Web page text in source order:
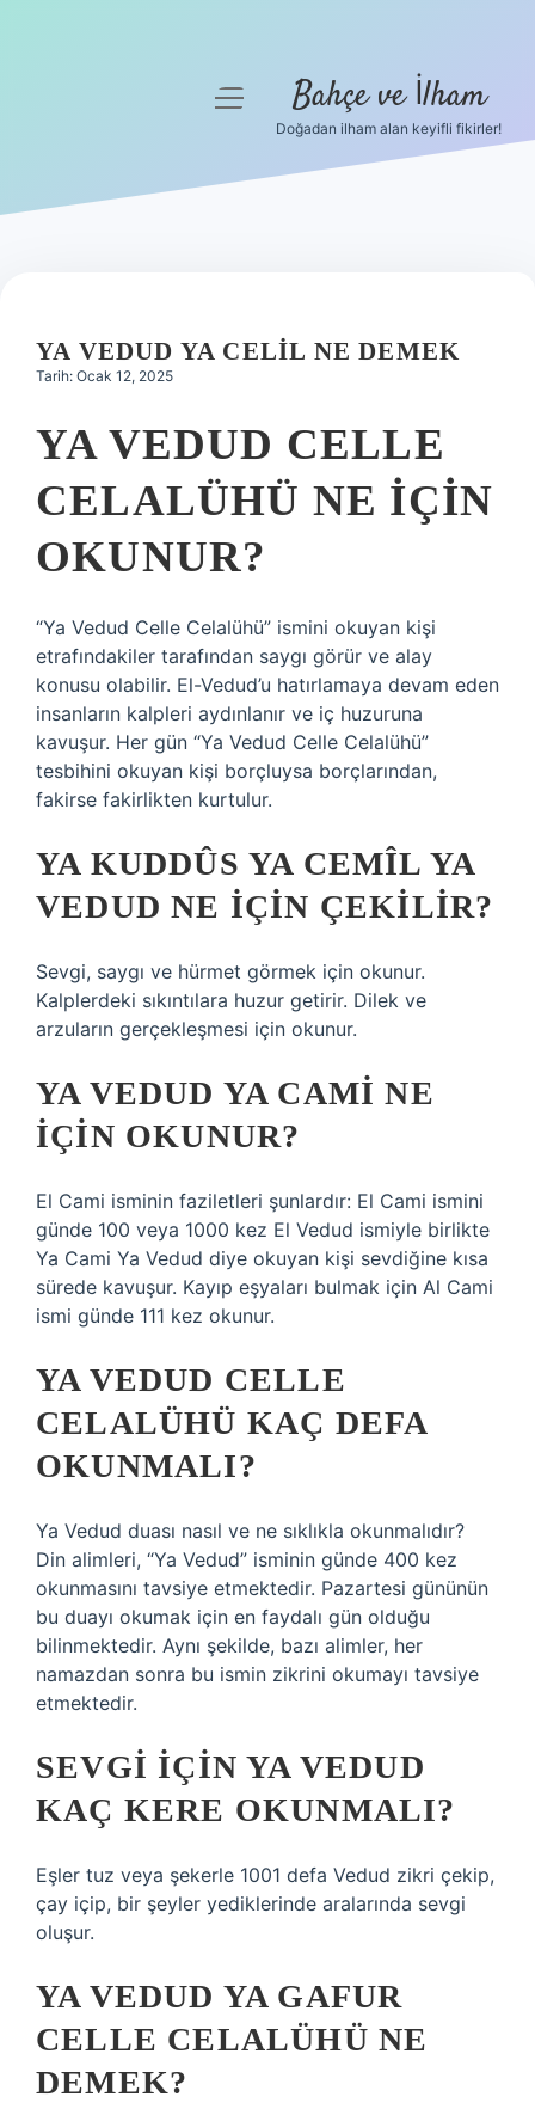
Hakkımızda
menüyü
Bahçe ve İlham
Doğadan ilham alan keyifli fikirler!
YA VEDUD YA CELIL NE DEMEK
Tarih: Ocak 12, 2025
YA VEDUD CELLE
CELALÜHÜ NE İÇIN
OKUNUR?
“Ya Vedud Celle Celalühü” ismini okuyan kişi
etrafındakiler tarafından saygı görür ve alay
konusu olabilir. El-Vedud’u hatırlamaya devam eden
insanların kalpleri aydınlanır ve iç huzuruna
kavuşur. Her gün “Ya Vedud Celle Celalühü”
tesbihini okuyan kişi borçluysa borçlarından,
fakirse fakirlikten kurtulur.
YA KUDDÛS YA CEMÎL YA
VEDUD NE IÇIN ÇEKILIR?
Sevgi, saygı ve hürmet görmek için okunur.
Kalplerdeki sıkıntılara huzur getirir. Dilek ve
arzuların gerçekleşmesi için okunur.
YA VEDUD YA CAMI NE
IÇIN OKUNUR?
El Cami isminin faziletleri şunlardır: El Cami ismini
günde 100 veya 1000 kez El Vedud ismiyle birlikte
Ya Cami Ya Vedud diye okuyan kişi sevdiğine kısa
sürede kavuşur. Kayıp eşyaları bulmak için Al Cami
ismi günde 111 kez okunur.
YA VEDUD CELLE
CELALÜHÜ KAÇ DEFA
OKUNMALI?
Ya Vedud duası nasıl ve ne sıklıkla okunmalıdır?
Din alimleri, “Ya Vedud” isminin günde 400 kez
okunmasını tavsiye etmektedir. Pazartesi gününün
bu duayı okumak için en faydalı gün olduğu
bilinmektedir. Aynı şekilde, bazı alimler, her
namazdan sonra bu ismin zikrini okumayı tavsiye
etmektedir.
SEVGI IÇIN YA VEDUD
KAÇ KERE OKUNMALI?
Eşler tuz veya şekerle 1001 defa Vedud zikri çekip,
çay içip, bir şeyler yediklerinde aralarında sevgi
oluşur.
YA VEDUD YA GAFUR
CELLE CELALÜHÜ NE
DEMEK?